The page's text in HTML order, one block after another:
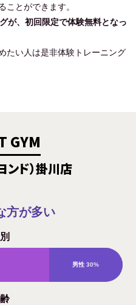
ことができます。
が、初回限定で体験無料となっ
たい人は是非体験トレーニング
GYM
ンド）掛川店
方が多い
男性 30%